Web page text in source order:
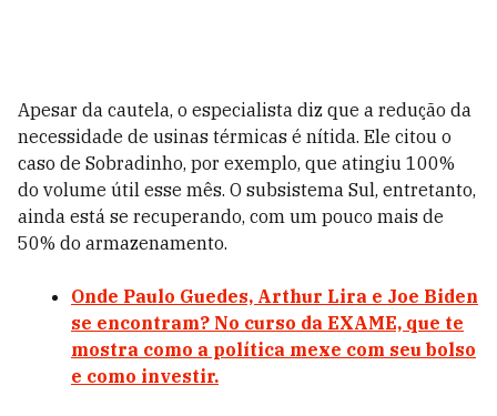
Apesar da cautela, o especialista diz que a redução da
necessidade de usinas térmicas é nítida. Ele citou o
caso de Sobradinho, por exemplo, que atingiu 100%
do volume útil esse mês. O subsistema Sul, entretanto,
ainda está se recuperando, com um pouco mais de
50% do armazenamento.
Onde Paulo Guedes, Arthur Lira e Joe Biden
se encontram? No curso da EXAME, que te
mostra como a política mexe com seu bolso
e como investir.